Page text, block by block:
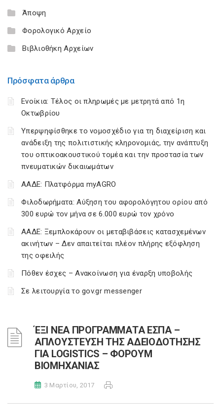
Άποψη
Φορολογικό Αρχείο
Βιβλιοθήκη Αρχείων
Πρόσφατα άρθρα
Ενοίκια: Τέλος οι πληρωμές με μετρητά από 1η
Οκτωβρίου
Υπερψηφίσθηκε το νομοσχέδιο για τη διαχείριση και
ανάδειξη της πολιτιστικής κληρονομιάς, την ανάπτυξη
του οπτικοακουστικού τομέα και την προστασία των
πνευματικών δικαιωμάτων
ΑΑΔΕ: Πλατφόρμα myAGRO
Φιλοδωρήματα: Αύξηση του αφορολόγητου ορίου από
300 ευρώ τον μήνα σε 6.000 ευρώ τον χρόνο
ΑΑΔΕ: Ξεμπλοκάρουν οι μεταβιβάσεις κατασχεμένων
ακινήτων – Δεν απαιτείται πλέον πλήρης εξόφληση
της οφειλής
Πόθεν έσχες – Ανακοίνωση για έναρξη υποβολής
Σε λειτουργία το gov.gr messenger
ΈΞΙ ΝΕΑ ΠΡΟΓΡΑΜΜΑΤΑ ΕΣΠΑ –
AΠΛΟΥΣΤΕΥΣΗ ΤΗΣ ΑΔΕΙΟΔΟΤΗΣΗΣ
ΓΙΑ LOGISTICS – ΦΟΡΟΥΜ
ΒΙΟΜΗΧΑΝΙΑΣ
3 Μαρτίου, 2017